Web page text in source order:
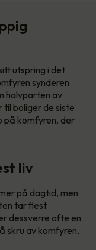
utspring i det
synderen.
halvparten av
til boliger de siste
på komfyren, der
liv
på dagtid, men
tar flest
dessverre ofte en
skru av komfyren,